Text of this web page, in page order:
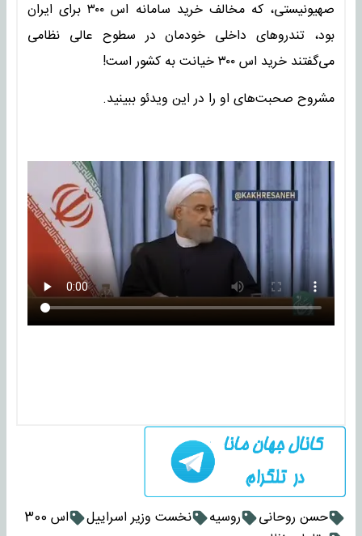
صهیونیستی، که مخالف خرید سامانه اس ۳۰۰ برای ایران
بود، تندروهای داخلی خودمان در سطوح عالی نظامی
می‌گفتند خرید اس ۳۰۰ خیانت به کشور است!
مشروح صحبت‌های او را در این ویدئو ببینید.
حسن روحانی روسیه نخست وزیر اسراییل
اس 300